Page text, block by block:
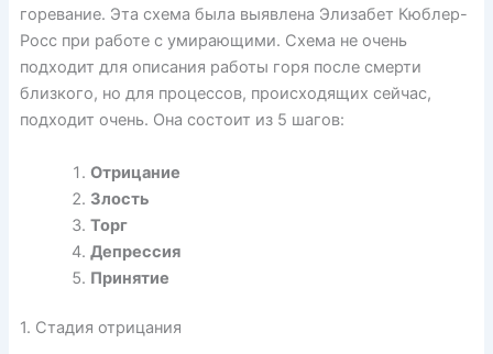
горевание. Эта схема была выявлена Элизабет Кюблер-
Росс при работе с умирающими. Схема не очень
подходит для описания работы горя после смерти
близкого, но для процессов, происходящих сейчас,
подходит очень. Она состоит из 5 шагов:
Отрицание
Злость
Торг
Депрессия
Принятие
1. Стадия отрицания